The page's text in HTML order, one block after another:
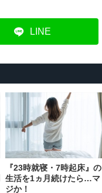
LINE
『23時就寝・7時起床』の
生活を1ヵ月続けたら…マ
ジか！